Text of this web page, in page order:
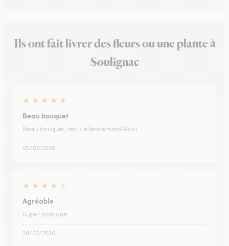
Ils ont fait livrer des fleurs ou une plante à
Soulignac
★ ★ ★ ★ ★
Beau bouquet
Beau bouquet, reçu le lendemain! Ravi
05/07/2026
★ ★ ★ ★
Agréable
Super pratique
28/02/2026